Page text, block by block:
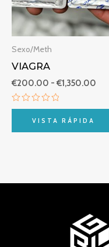
Sexo/Meth
VIAGRA
€200.00 - €1,350.00
Valorado
de
VISTA RÁPIDA